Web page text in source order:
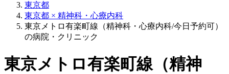
東京都
東京都 × 精神科・心療内科
東京メトロ有楽町線（精神科・心療内科/今日予約可）
の病院・クリニック
東京メトロ有楽町線（精神